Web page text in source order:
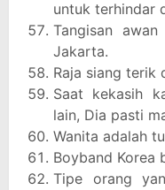
untuk terhindar
Tangisan
Jakarta.
Raja siang terik
Saat kekasih
lain, Dia pasti
Wanita adalah
Boyband Korea
Tipe orang